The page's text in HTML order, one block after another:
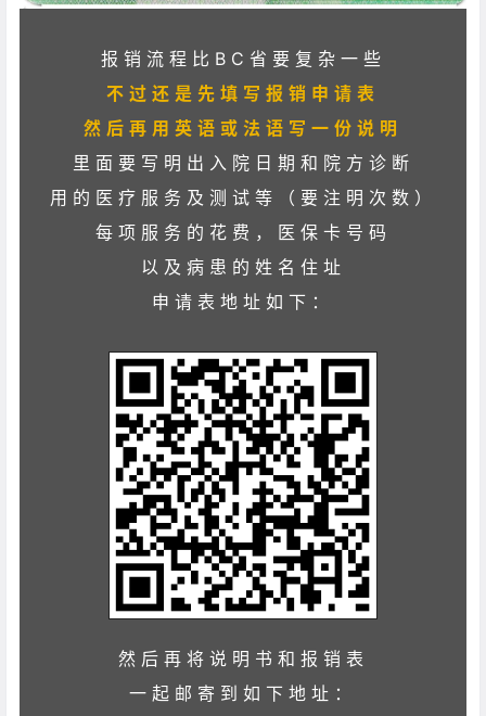
报销流程比BC省要复杂一些
不过还是先填写报销申请表
然后再用英语或法语写一份说明
里面要写明出入院日期和院方诊断
用的医疗服务及测试等（要注明次数）
每项服务的花费，医保卡号码
以及病患的姓名住址
申请表地址如下：
然后再将说明书和报销表
一起邮寄到如下地址：